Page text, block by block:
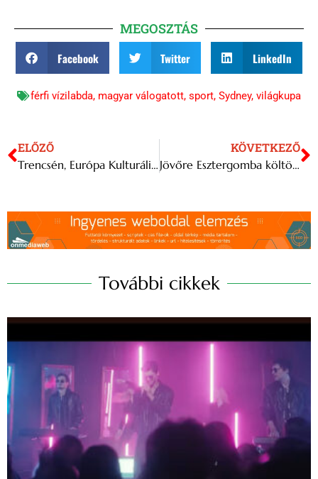
MEGOSZTÁS
Facebook Twitter LinkedIn
férfi vízilabda, magyar válogatott, sport, Sydney, világkupa
ELŐZŐ
Trencsén, Európa Kulturális Fővárosa júliusi programkínálata
KÖVETKEZŐ
Jövőre Esztergomba költözik az EFOTT fesztivál
További cikkek